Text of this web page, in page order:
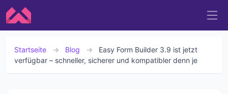
Startseite → Blog →
Easy Form Builder 3.9 ist jetzt
verfügbar – schneller, sicherer und kompatibler denn je